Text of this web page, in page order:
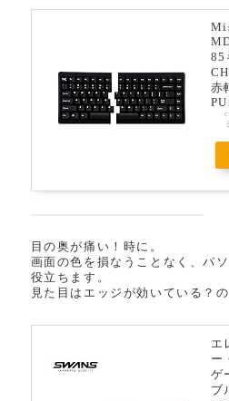
85
赤
目の奥が痛い！時に。
画面の色を損なうことなく、パ
役立ちます。
見た目はエッジが効いている？
エ
ー
ゲ
ブ